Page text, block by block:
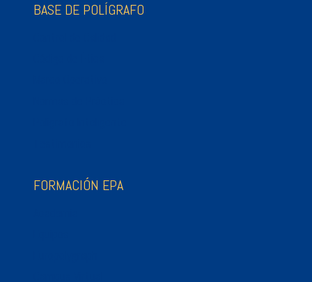
BASE DE POLÍGRAFO
FORMACIÓN EPA